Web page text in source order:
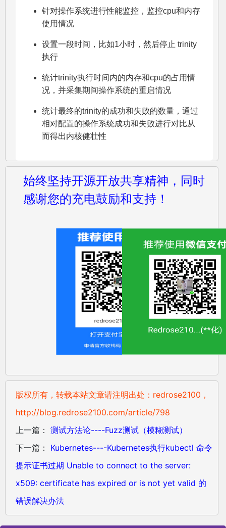
针对操作系统进行性能监控，监控cpu和内存
使用情况
设置一段时间，比如1小时，然后停止 trinity
执行
统计trinity执行时间内的内存和cpu的占用情
况，并采集期间操作系统的重启情况
统计最终的trinity的成功和失败的数量，通过
相对配置的操作系统成功和失败进行对比从
而得出内核健壮性
始终坚持开源开放共享精神，同时
感谢您的充电鼓励和支持！
版权所有，转载本站文章请注明出处：redrose2100，
http://blog.redrose2100.com/article/798
上一篇： 测试方法论----Fuzz测试（模糊测试）
下一篇： Kubernetes----Kubernetes执行kubectl 命令
提示证书过期 Unable to connect to the server:
x509: certificate has expired or is not yet valid 的
错误解决办法